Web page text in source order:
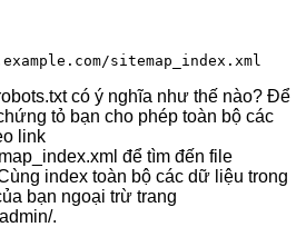
sitemap_index.xml
có ý nghĩa như thế nào? Để
tỏ bạn cho phép toàn bộ các
link
để tìm đến file
index toàn bộ các dữ liệu trong
bạn ngoại trừ trang
.